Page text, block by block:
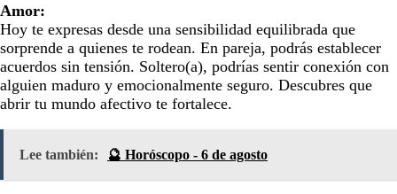
Amor:
Hoy te expresas desde una sensibilidad equilibrada que
sorprende a quienes te rodean. En pareja, podrás establecer
acuerdos sin tensión. Soltero(a), podrías sentir conexión con
alguien maduro y emocionalmente seguro. Descubres que
abrir tu mundo afectivo te fortalece.
Lee también: 🔮 Horóscopo - 6 de agosto